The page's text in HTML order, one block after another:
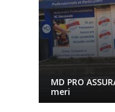
MD PRO
meri